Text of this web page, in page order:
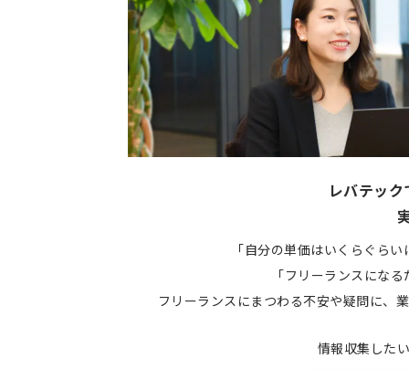
レバテッ
「自分の単価はいくらぐら
「フリーランスにな
フリーランスにまつわる不安や疑問に、
情報収集した